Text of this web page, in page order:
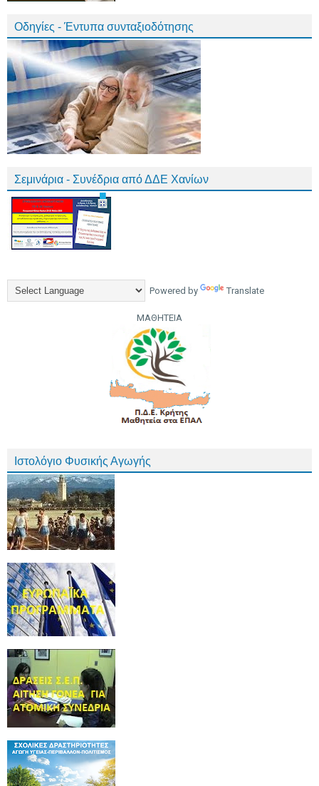
Οδηγίες - Έντυπα συνταξιοδότησης
Σεμινάρια - Συνέδρια από ΔΔΕ Χανίων
Powered by Translate
ΜΑΘΗΤΕΙΑ
Ιστολόγιο Φυσικής Αγωγής